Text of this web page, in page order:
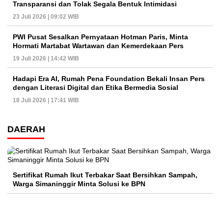
Transparansi dan Tolak Segala Bentuk Intimidasi
23 Juli 2026 | 09:02 WIB
PWI Pusat Sesalkan Pernyataan Hotman Paris, Minta
Hormati Martabat Wartawan dan Kemerdekaan Pers
19 Juli 2026 | 14:42 WIB
Hadapi Era AI, Rumah Pena Foundation Bekali Insan Pers
dengan Literasi Digital dan Etika Bermedia Sosial
18 Juli 2026 | 17:41 WIB
DAERAH
Sertifikat Rumah Ikut Terbakar Saat Bersihkan Sampah,
Warga Simaninggir Minta Solusi ke BPN